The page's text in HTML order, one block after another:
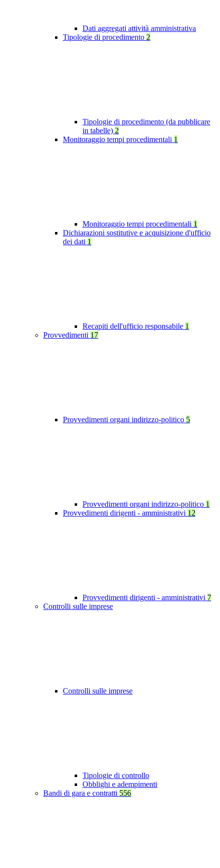
Dati aggregati attività amministrativa
Tipologie di procedimento 2
Tipologie di procedimento (da pubblicare
in tabelle) 2
Monitoraggio tempi procedimentali 1
Monitoraggio tempi procedimentali 1
Dichiarazioni sostitutive e acquisizione d'ufficio
dei dati 1
Recapiti dell'ufficio responsabile 1
Provvedimenti 17
Provvedimenti organi indirizzo-politico 5
Provvedimenti organi indirizzo-politico 1
Provvedimenti dirigenti - amministrativi 12
Provvedimenti dirigenti - amministrativi 7
Controlli sulle imprese
Controlli sulle imprese
Tipologie di controllo
Obblighi e adempimenti
Bandi di gara e contratti 556